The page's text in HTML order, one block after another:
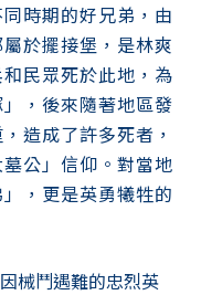
時期的好兄弟，由
於擺接堡，是林爽
民眾死於此地，為
，後來隨著地區發
造成了許多死者，
公」信仰。對當地
，更是英勇犧牲的
械鬥遇難的忠烈英